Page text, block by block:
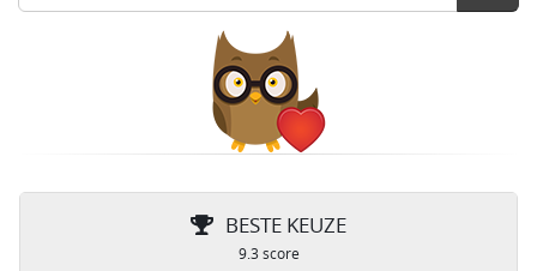
BESTE KEUZE
9.3 score